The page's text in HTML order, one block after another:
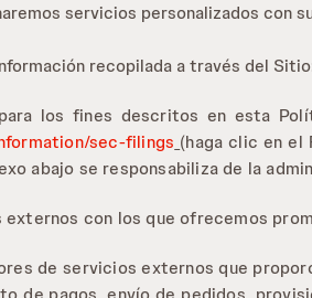
servicios personalizados con
recopilada a través del
los fines descritos en esta
sec-filings (haga clic en el
abajo se responsabiliza de la
con los que ofrecemos
de servicios externos que